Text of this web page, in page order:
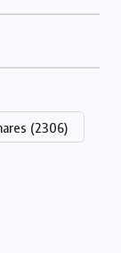
(2306)